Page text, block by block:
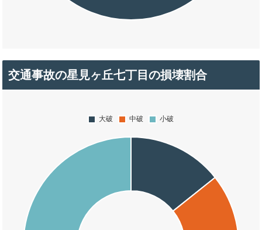
交通事故の星見ヶ丘七丁目の損壊割合